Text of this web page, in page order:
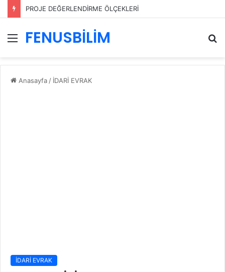
PROJE DEĞERLENDİRME ÖLÇEKLERİ
Menü
FENUSBİLİM
...
Anasayfa / İDARİ EVRAK
İDARİ EVRAK